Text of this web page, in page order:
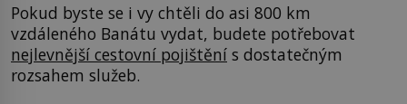
Pokud byste se i vy chtěli do asi 800 km
vzdáleného Banátu vydat, budete potřebovat
nejlevnější cestovní pojištění s dostatečným
rozsahem služeb.